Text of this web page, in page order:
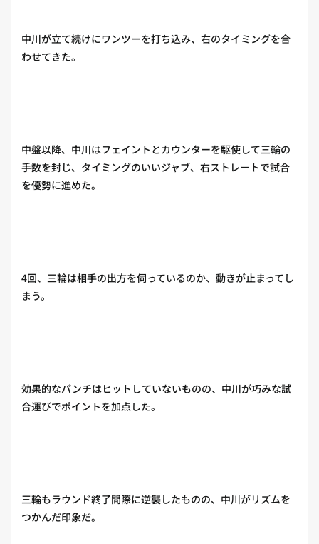
中川が立て続けにワンツーを打ち込み、右のタイミングを合
わせてきた。
中盤以降、中川はフェイントとカウンターを駆使して三輪の
手数を封じ、タイミングのいいジャブ、右ストレートで試合
を優勢に進めた。
4回、三輪は相手の出方を伺っているのか、動きが止まってし
まう。
効果的なパンチはヒットしていないものの、中川が巧みな試
合運びでポイントを加点した。
三輪もラウンド終了間際に逆襲したものの、中川がリズムを
つかんだ印象だ。